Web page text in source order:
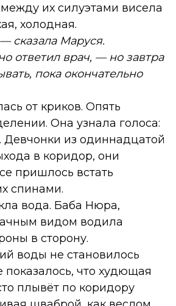
их силуэтами висела
холодная.
сказала Маруся.
ответил врач, — но завтра
пока окончательно
от криков. Опять
Она узнала голоса:
Девчонки из одиннадцатой
в коридор, они
пришлось встать
спинами.
вода. Баба Нюра,
видом водила
в сторону.
воды не становилось
что худющая
плывёт по коридору